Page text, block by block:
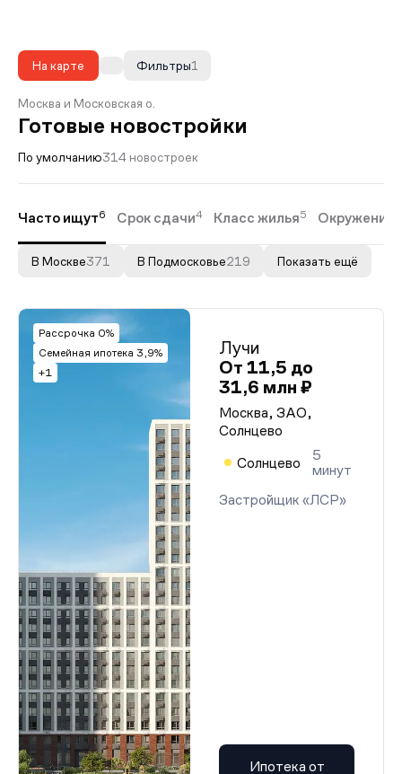
На карте 1
Фильтры
Москва и Московская о.
Готовые новостройки
По умолчанию314 новостроек
Часто ищут6 Срок сдачи4 Класс жилья5 Окружение
В Москве371 В Подмосковье219 Показать ещё
Рассрочка 0%
Семейная ипотека 3,9%
+1
Лучи
От 11,5 до
31,6 млн ₽
Москва, ЗАО,
Солнцево
Солнцево
5
минут
Застройщик «ЛСР»
Ипотека от